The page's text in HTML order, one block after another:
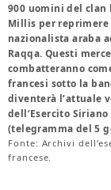
900 uomini del clan
Millis per
nazionalista araba
Raqqa. Questi
combatteranno
francesi sotto la
diventerà l’attuale
dell’Esercito
(telegramma del 5
Fonte: Archivi
francese.